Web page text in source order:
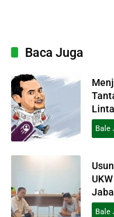
Baca Juga
Bale
Bale